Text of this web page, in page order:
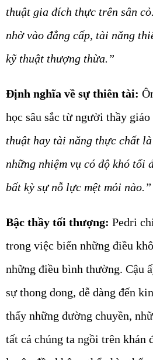
thuật gia đích thực trên sân
nhờ vào đẳng cấp, tài năng
kỹ thuật thượng thừa.”
Định nghĩa về sự thiên tài:
học sâu sắc từ người thầy
thuật hay tài năng thực chất
những nhiệm vụ có độ khó tối
bất kỳ sự nỗ lực mệt mỏi nào.”
Bậc thầy tối thượng: Pedri
trong việc biến những điều
những điều bình thường. Cậu
sự thong dong, dễ dàng đến
thấy những đường chuyền,
tất cả chúng ta ngồi trên khán